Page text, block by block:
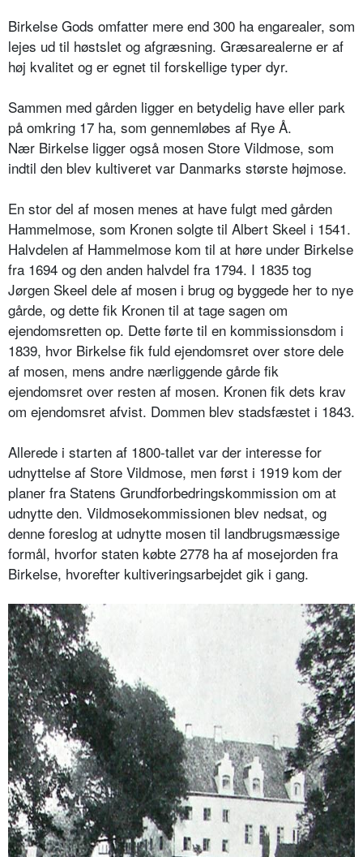
Birkelse Gods omfatter mere end 300 ha engarealer, som
lejes ud til høstslet og afgræsning. Græsarealerne er af
høj kvalitet og er egnet til forskellige typer dyr.
Sammen med gården ligger en betydelig have eller park
på omkring 17 ha, som gennemløbes af Rye Å.
Nær Birkelse ligger også mosen Store Vildmose, som
indtil den blev kultiveret var Danmarks største højmose.
En stor del af mosen menes at have fulgt med gården
Hammelmose, som Kronen solgte til Albert Skeel i 1541.
Halvdelen af Hammelmose kom til at høre under Birkelse
fra 1694 og den anden halvdel fra 1794. I 1835 tog
Jørgen Skeel dele af mosen i brug og byggede her to nye
gårde, og dette fik Kronen til at tage sagen om
ejendomsretten op. Dette førte til en kommissionsdom i
1839, hvor Birkelse fik fuld ejendomsret over store dele
af mosen, mens andre nærliggende gårde fik
ejendomsret over resten af mosen. Kronen fik dets krav
om ejendomsret afvist. Dommen blev stadsfæstet i 1843.
Allerede i starten af 1800-tallet var der interesse for
udnyttelse af Store Vildmose, men først i 1919 kom der
planer fra Statens Grundforbedringskommission om at
udnytte den. Vildmosekommissionen blev nedsat, og
denne foreslog at udnytte mosen til landbrugsmæssige
formål, hvorfor staten købte 2778 ha af mosejorden fra
Birkelse, hvorefter kultiveringsarbejdet gik i gang.